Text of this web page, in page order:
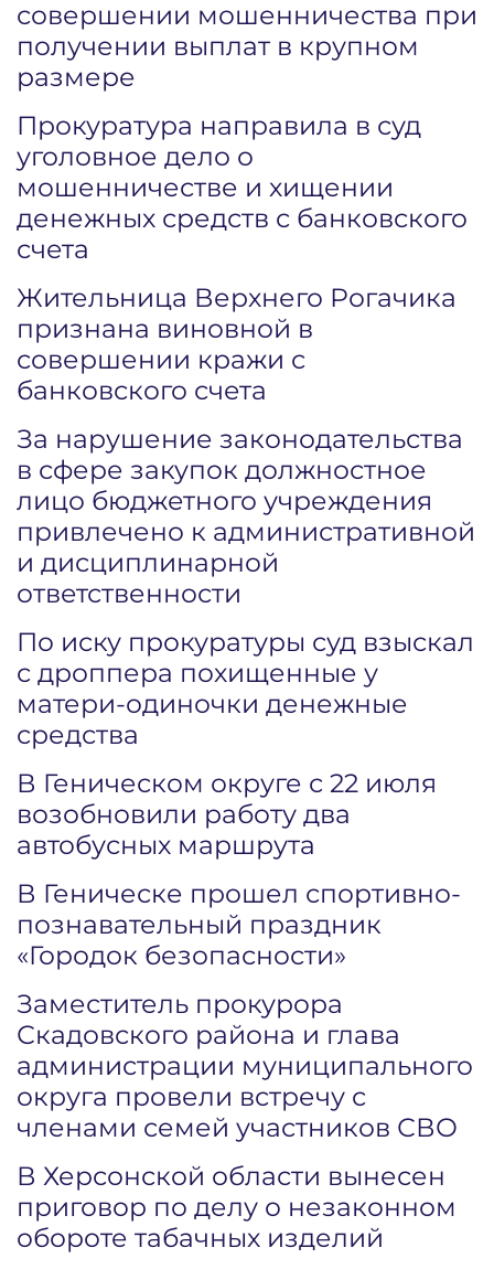
совершении мошенничества при
получении выплат в крупном
размере
Прокуратура направила в суд
уголовное дело о
мошенничестве и хищении
денежных средств с банковского
счета
Жительница Верхнего Рогачика
признана виновной в
совершении кражи с
банковского счета
За нарушение законодательства
в сфере закупок должностное
лицо бюджетного учреждения
привлечено к административной
и дисциплинарной
ответственности
По иску прокуратуры суд взыскал
с дроппера похищенные у
матери-одиночки денежные
средства
В Геническом округе с 22 июля
возобновили работу два
автобусных маршрута
В Геническе прошел спортивно-
познавательный праздник
«Городок безопасности»
Заместитель прокурора
Скадовского района и глава
администрации муниципального
округа провели встречу с
членами семей участников СВО
В Херсонской области вынесен
приговор по делу о незаконном
обороте табачных изделий